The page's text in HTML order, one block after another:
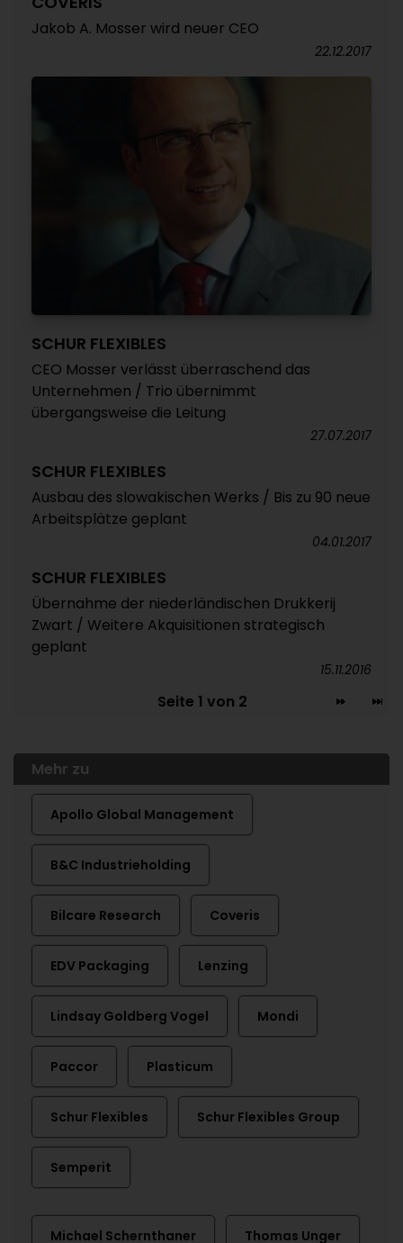
Jakob A. Mosser wird neuer CEO
22.12.2017
SCHUR FLEXIBLES
CEO Mosser verlässt überraschend das
Unternehmen / Trio übernimmt
übergangsweise die Leitung
27.07.2017
SCHUR FLEXIBLES
Ausbau des slowakischen Werks / Bis zu 90 neue
Arbeitsplätze geplant
04.01.2017
SCHUR FLEXIBLES
Übernahme der niederländischen Drukkerij
Zwart / Weitere Akquisitionen strategisch
geplant
15.11.2016
Seite 1 von 2
Mehr zu
Apollo Global Management
B&C Industrieholding
Bilcare Research Coveris
EDV Packaging Lenzing
Lindsay Goldberg Vogel Mondi
Paccor Plasticum
Schur Flexibles Schur Flexibles Group
Semperit
Michael Schernthaner Thomas Unger